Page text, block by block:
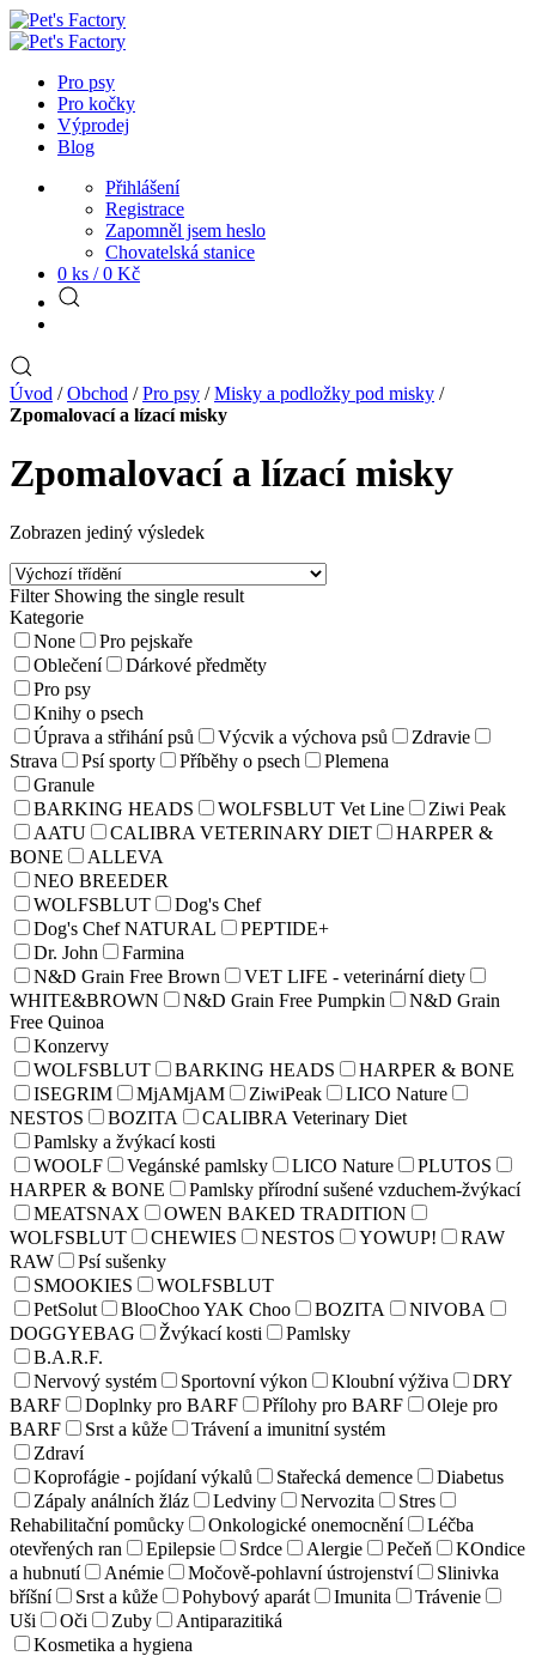
Pro psy
Pro kočky
Výprodej
Blog
Přihlášení
Registrace
Zapomněl jsem heslo
Chovatelská stanice
0 ks / 0 Kč
Úvod /Obchod /Pro psy /Misky a podložky pod misky /
Zpomalovací a lízací misky
Zpomalovací a lízací misky
Zobrazen jediný výsledek
Filter Showing the single result
Kategorie
None
Pro pejskaře
Oblečení
Dárkové předměty
Pro psy
Knihy o psech
Úprava a střihání psů
Výcvik a výchova psů
Zdravie
Strava
Psí sporty Příběhy o psech
Plemena
Granule
BARKING HEADS
WOLFSBLUT Vet Line
Ziwi Peak
AATU
CALIBRA VETERINARY DIET
HARPER &
BONE
ALLEVA
NEO BREEDER
WOLFSBLUT
Dog's Chef
Dog's Chef NATURAL
PEPTIDE+
Dr. John
Farmina
N&D Grain Free Brown
VET LIFE - veterinární diety
WHITE&BROWN
N&D Grain Free Pumpkin
N&D Grain
Free Quinoa
Konzervy
WOLFSBLUT
BARKING HEADS
HARPER & BONE
ISEGRIM
MjAMjAM ZiwiPeak
LICO Nature
NESTOS
BOZITA
CALIBRA Veterinary Diet
Pamlsky a žvýkací kosti
WOOLF
Vegánské pamlsky LICO Nature
PLUTOS
HARPER & BONE
Pamlsky přírodní sušené vzduchem-žvýkací
MEATSNAX
OWEN BAKED TRADITION
WOLFSBLUT
CHEWIES NESTOS YOWUP!
RAW
RAW
Psí sušenky
SMOOKIES
WOLFSBLUT
PetSolut
BlooChoo YAK Choo BOZITA
NIVOBA
DOGGYEBAG
Žvýkací kosti
Pamlsky
B.A.R.F.
Nervový systém
Sportovní výkon Kloubní výživa
DRY
BARF
Doplnky pro BARF Přílohy pro BARF
Oleje pro
BARF
Srst a kůže
Trávení a imunitní systém
Zdraví
Koprofágie - pojídaní výkalů
Stařecká demence
Diabetus
Zápaly análních žláz
Ledviny Nervozita
Stres
Rehabilitační pomůcky
Onkologické onemocnění
Léčba
otevřených ran
Epilepsie Srdce Alergie Pečeň
KOndice
a hubnutí
Anémie Močově-pohlavní ústrojenství
Slinivka
bříšní
Srst a kůže Pohybový aparát Imunita
Trávenie
Uši
Oči Zuby
Antiparazitiká
Kosmetika a hygiena